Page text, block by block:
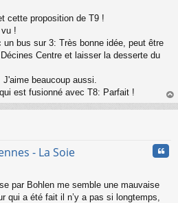
cette proposition de T9 !
!
un bus sur 3: Très bonne idée, peut être
Centre et laisser la desserte du
beaucoup aussi.
est fusionné avec T8: Parfait !
au
- La Soie
par Bohlen me semble une mauvaise
qui a été fait il n’y a pas si longtemps,